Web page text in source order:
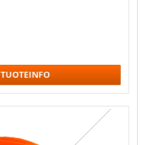
TUOTEINFO